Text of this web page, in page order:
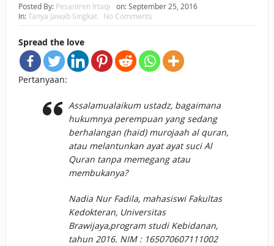
BAGAIMANA CARA MEMBAYAR ZAKAT UANG?
UANG HARAM BISA MENJADI HALAL JIKA SEBAB
KEPEMILIKANNYA BERUBAH
BAHASA CINTA KARENA ALLAH
HUKUM MEMBAYAR ZAKAT DENGAN CARA MENGANGSUR
HUKUM MEMBAYAR ZAKAT KEPADA KERABAT SENDIRI
Posted By: Pesantren Irtaqi on:September 25, 2016
In:Tanya Jawab Singkat No Comments
Spread the love
Pertanyaan:
Assalamualaikum ustadz, bagaimana
hukumnya perempuan yang sedang
berhalangan (haid) murojaah al quran,
atau melantunkan ayat ayat suci Al
Quran tanpa memegang atau
membukanya?
Nadia Nur Fadila, mahasiswi Fakultas
Kedokteran, Universitas
Brawijaya,program studi Kebidanan,
tahun 2016. NIM : 165070607111002